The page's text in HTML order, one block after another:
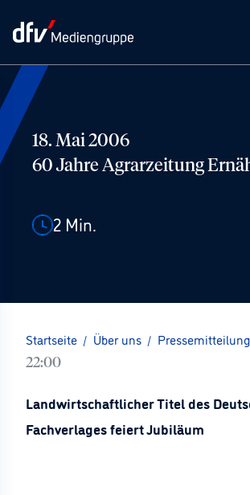
18. Mai 2006
60 Jahre Agrarzeitung
2 Min.
Startseite / Über uns /
22:00
Landwirtschaftlicher Titel des
Fachverlages feiert Jubiläum